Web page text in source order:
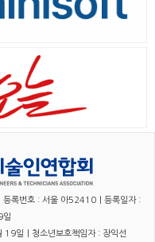
등록번호 : 서울 아52410｜등록일자 :
일
19일｜청소년보호책임자 : 장익선